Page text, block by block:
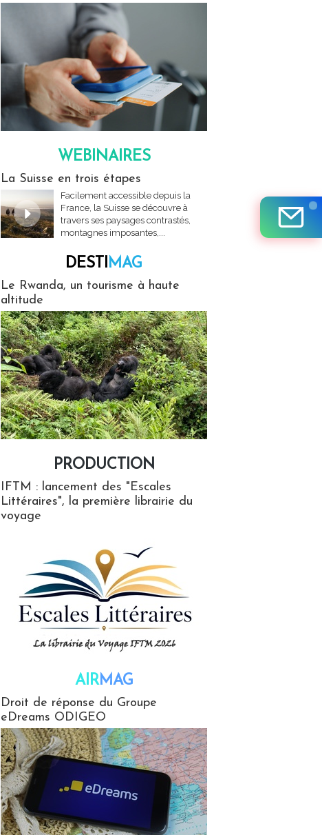
WEBINAIRES
La Suisse en trois étapes
Facilement accessible depuis la
France, la Suisse se découvre à
travers ses paysages contrastés,
montagnes imposantes,...
DESTIMAG
Le Rwanda, un tourisme à haute
altitude
PRODUCTION
IFTM : lancement des "Escales
Littéraires", la première librairie du
voyage
AIRMAG
Droit de réponse du Groupe
eDreams ODIGEO